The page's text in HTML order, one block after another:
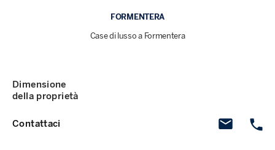
FORMENTERA
Case di lusso a Formentera
Contattaci
Dimensione
della proprietà